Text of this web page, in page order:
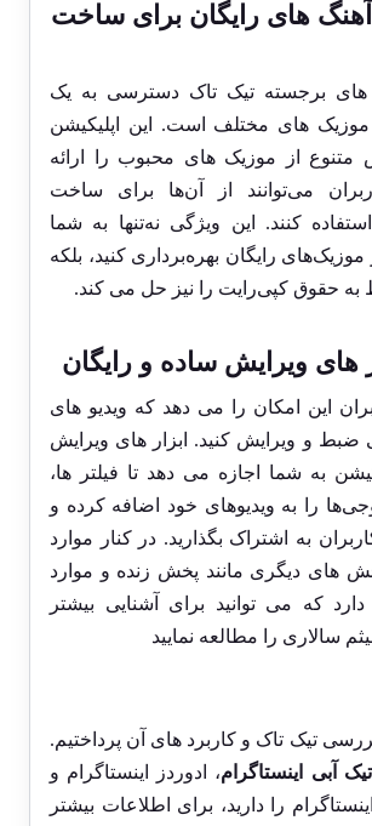
آهنگ ‌های رایگان برای ساخت
‌های برجسته تیک تاک دسترسی به یک
موزیک ‌های مختلف است. این اپلیکیشن
از موزیک ‌های محبوب را ارائه
می‌توانند از آن‌ها برای ساخت
کنند. این ویژگی نه‌تنها به شما
موزیک‌های رایگان بهره‌برداری کنید، بلکه
حقوق کپی‌رایت را نیز حل می‌ کند.
های ویرایش ساده و رایگان
این امکان را می ‌دهد که ویدیو های
ضبط و ویرایش کنید. ابزار های ویرایش
به شما اجازه می ‌دهد تا فیلتر ها،
را به ویدیوهای خود اضافه کرده و
به اشتراک بگذارید. در کنار موارد
های دیگری مانند پخش زنده و موارد
که می توانید برای آشنایی بیشتر
سالاری را مطالعه نمایید
تیک تاک و کاربرد های آن پرداختیم.
آبی اینستاگرام، ادوردز اینستاگرام و
را دارید، برای اطلاعات بیشتر